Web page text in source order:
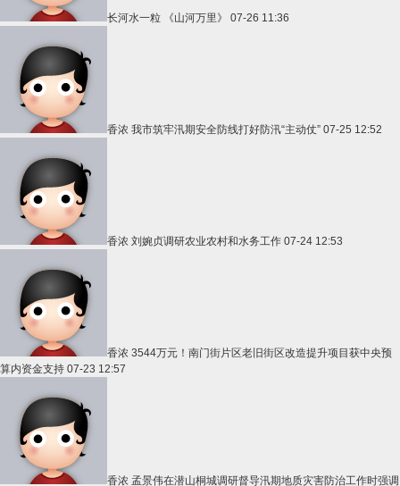
长河水一粒 《山河万里》 07-26 11:36
香浓 我市筑牢汛期安全防线打好防汛“主动仗” 07-25 12:52
香浓 刘婉贞调研农业农村和水务工作 07-24 12:53
香浓 3544万元！南门街片区老旧街区改造提升项目获中央预
算内资金支持 07-23 12:57
香浓 孟景伟在潜山桐城调研督导汛期地质灾害防治工作时强调